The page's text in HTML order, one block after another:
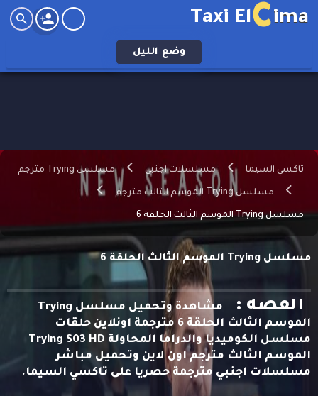
Taxi ElCima
وضع الليل
تاكسي السيما مسلسلات اجنبي مسلسل Trying مترجم
مسلسل Trying الموسم الثالث مترجم
مسلسل Trying الموسم الثالث الحلقة 6
مسلسل Trying الموسم الثالث الحلقة 6
القصه :
مشاهدة وتحميل مسلسل Trying
الموسم الثالث الحلقة 6 مترجمة اونلاين حلقات
مسلسل الكوميديا والدراما المحاولة Trying S03 HD
الموسم الثالث مترجم اون لاين وتحميل مباشر
مسلسلات اجنبي مترجمة حصريا على تاكسي السيما.